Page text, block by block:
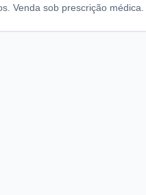
Venda sob prescrição médica.